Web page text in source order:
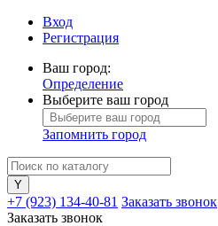
Вход
Регистрация
Ваш город:
Определение
Выберите ваш город
Запомнить город
+7 (923) 134-40-81 Заказать звонок
Заказать звонок